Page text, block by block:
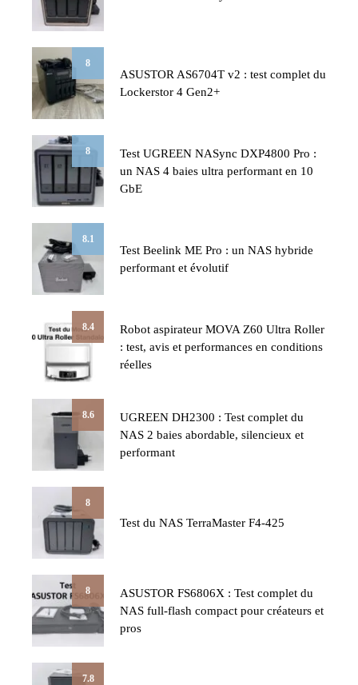
8
ASUSTOR AS6704T v2 : test complet du
Lockerstor 4 Gen2+
8
Test UGREEN NASync DXP4800 Pro :
un NAS 4 baies ultra performant en 10
GbE
8.1
Test Beelink ME Pro : un NAS hybride
performant et évolutif
8.4
Robot aspirateur MOVA Z60 Ultra Roller
: test, avis et performances en conditions
réelles
8.6
UGREEN DH2300 : Test complet du
NAS 2 baies abordable, silencieux et
performant
8
Test du NAS TerraMaster F4-425
8
ASUSTOR FS6806X : Test complet du
NAS full-flash compact pour créateurs et
pros
7.8